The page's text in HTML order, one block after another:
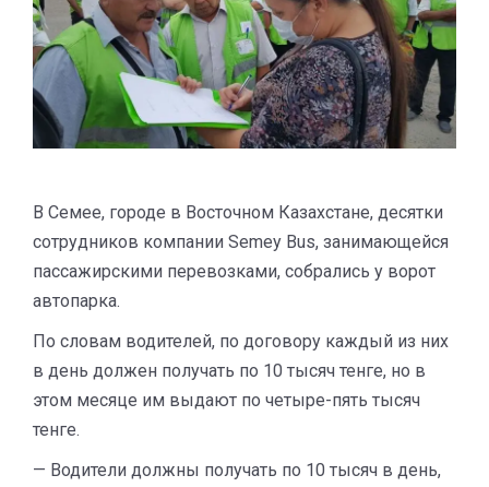
В Семее, городе в Восточном Казахстане, десятки
сотрудников компании Semey Bus, занимающейся
пассажирскими перевозками, собрались у ворот
автопарка.
По словам водителей, по договору каждый из них
в день должен получать по 10 тысяч тенге, но в
этом месяце им выдают по четыре-пять тысяч
тенге.
— Водители должны получать по 10 тысяч в день,